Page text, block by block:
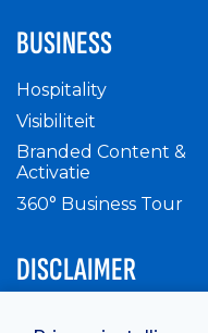
BUSINESS
Hospitality
Visibiliteit
Branded Content &
Activatie
360° Business Tour
DISCLAIMER